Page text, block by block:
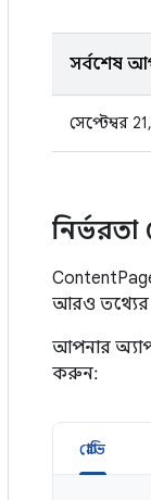
সর্বশেষ
সেপ্টেম্বর
আরও
আপনার
করুন:
গ্রোভি